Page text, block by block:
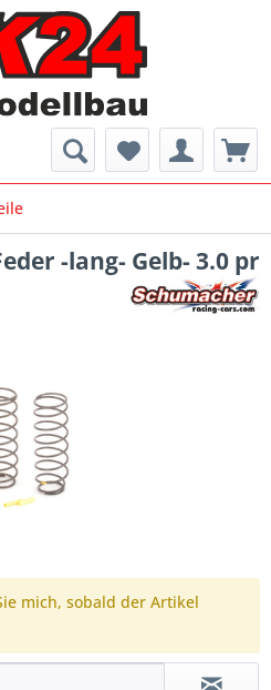
-lang- Gelb- 3.0 pr
mich, sobald der Artikel